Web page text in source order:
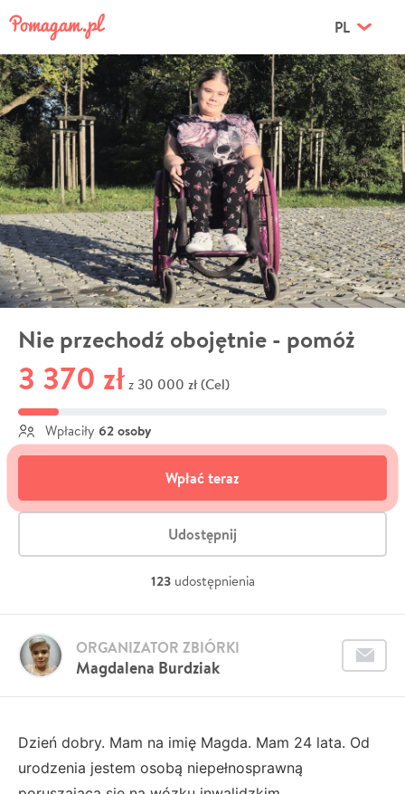
PL
Nie przechodź obojętnie - pomóż
3 370 zł z 30 000 zł (Cel)
Wpłaciły 62 osoby
Wpłać teraz
Udostępnij
123 udostępnienia
Magdalena Burdziak
ORGANIZATOR ZBIÓRKI
Dzień dobry. Mam na imię Magda. Mam 24 lata. Od
urodzenia jestem osobą niepełnosprawną